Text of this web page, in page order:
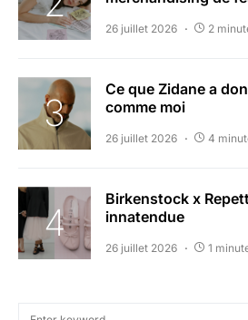
26 juillet 2026 2
Ce que Zidane a
comme moi
26 juillet 2026 4
Birkenstock x
innatendue
26 juillet 2026 1